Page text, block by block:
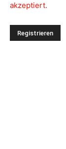
akzeptiert.